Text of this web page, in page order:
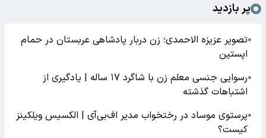
پر بازدید
●تصویر عزیزه الاحمدی؛ زن دربار پادشاهی عربستان در حمام
اپستین
●
رسوایی جنسی معلم زن با شاگرد ۱۷ ساله | یادگیری از
اشتباهات گذشته
●پرستوی موساد در رختخواب مدیر اف‌بی‌آی | الکسیس ویلکینز
کیست؟